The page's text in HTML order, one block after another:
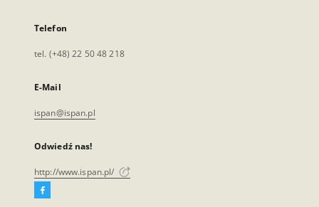
Telefon
tel. (+48) 22 50 48 218
E-Mail
ispan@ispan.pl
Odwiedź nas!
http://www.ispan.pl/
Facebook